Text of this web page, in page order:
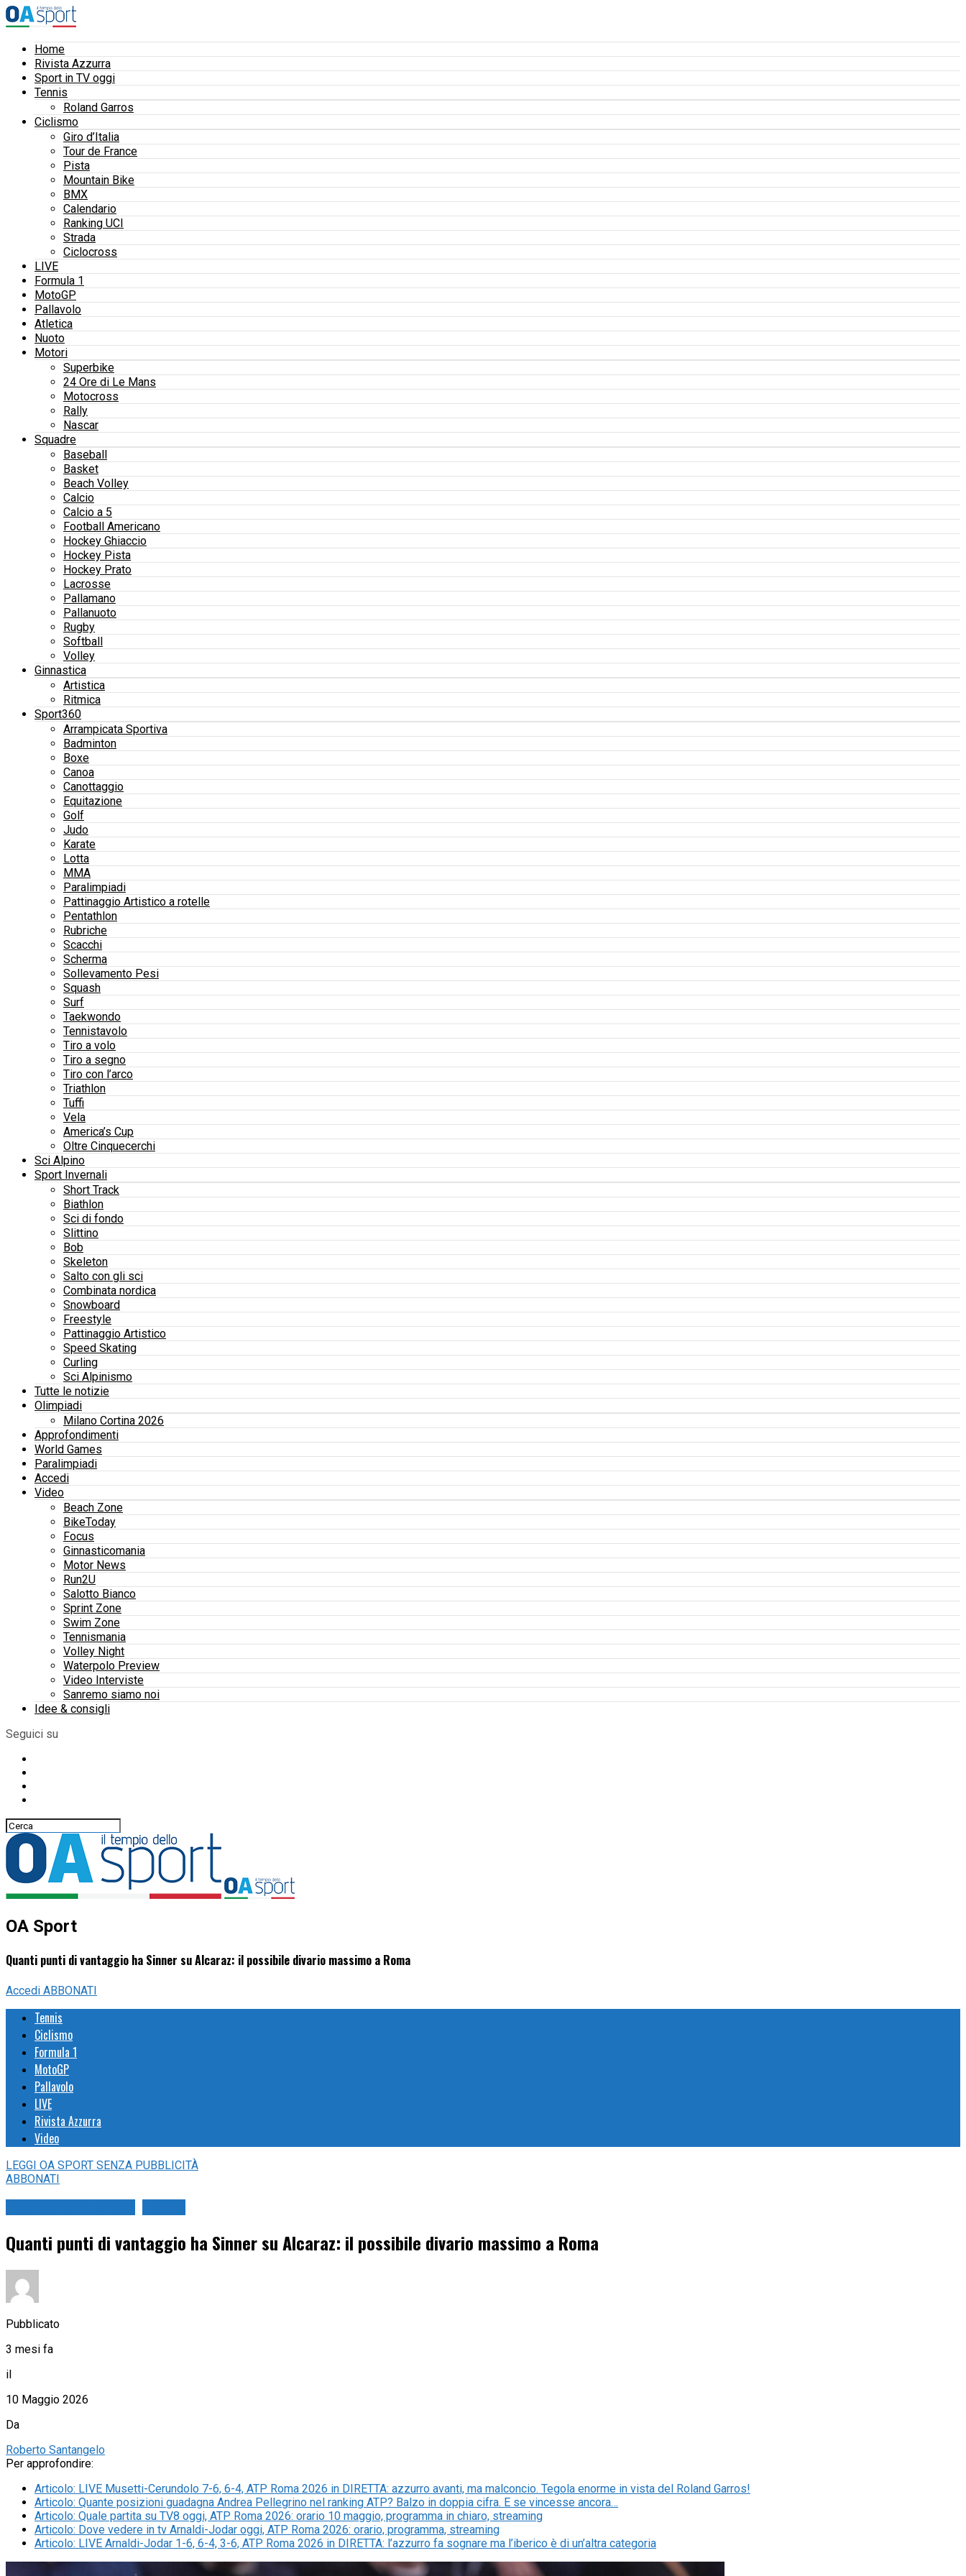
Home
Rivista Azzurra
Sport in TV oggi
Tennis
Roland Garros
Ciclismo
Giro d’Italia
Tour de France
Pista
Mountain Bike
BMX
Calendario
Ranking UCI
Strada
Ciclocross
LIVE
Formula 1
MotoGP
Pallavolo
Atletica
Nuoto
Motori
Superbike
24 Ore di Le Mans
Motocross
Rally
Nascar
Squadre
Baseball
Basket
Beach Volley
Calcio
Calcio a 5
Football Americano
Hockey Ghiaccio
Hockey Pista
Hockey Prato
Lacrosse
Pallamano
Pallanuoto
Rugby
Softball
Volley
Ginnastica
Artistica
Ritmica
Sport360
Arrampicata Sportiva
Badminton
Boxe
Canoa
Canottaggio
Equitazione
Golf
Judo
Karate
Lotta
MMA
Paralimpiadi
Pattinaggio Artistico a rotelle
Pentathlon
Rubriche
Scacchi
Scherma
Sollevamento Pesi
Squash
Surf
Taekwondo
Tennistavolo
Tiro a volo
Tiro a segno
Tiro con l’arco
Triathlon
Tuffi
Vela
America’s Cup
Oltre Cinquecerchi
Sci Alpino
Sport Invernali
Short Track
Biathlon
Sci di fondo
Slittino
Bob
Skeleton
Salto con gli sci
Combinata nordica
Snowboard
Freestyle
Pattinaggio Artistico
Speed Skating
Curling
Sci Alpinismo
Tutte le notizie
Olimpiadi
Milano Cortina 2026
Approfondimenti
World Games
Paralimpiadi
Accedi
Video
Beach Zone
BikeToday
Focus
Ginnasticomania
Motor News
Run2U
Salotto Bianco
Sprint Zone
Swim Zone
Tennismania
Volley Night
Waterpolo Preview
Video Interviste
Sanremo siamo noi
Idee & consigli
Seguici su
OA Sport
Quanti punti di vantaggio ha Sinner su Alcaraz: il possibile divario massimo a Roma
Accedi ABBONATI
Tennis
Ciclismo
Formula 1
MotoGP
Pallavolo
LIVE
Rivista Azzurra
Video
LEGGI OA SPORT SENZA PUBBLICITÀ
ABBONATI
Quanti punti di vantaggio ha Sinner su Alcaraz: il possibile divario massimo a Roma
Pubblicato
3 mesi fa
il
10 Maggio 2026
Da
Roberto Santangelo
Per approfondire:
Articolo: LIVE Musetti-Cerundolo 7-6, 6-4, ATP Roma 2026 in DIRETTA: azzurro avanti, ma malconcio. Tegola enorme in vista del Roland Garros!
Articolo: Quante posizioni guadagna Andrea Pellegrino nel ranking ATP? Balzo in doppia cifra. E se vincesse ancora…
Articolo: Quale partita su TV8 oggi, ATP Roma 2026: orario 10 maggio, programma in chiaro, streaming
Articolo: Dove vedere in tv Arnaldi-Jodar oggi, ATP Roma 2026: orario, programma, streaming
Articolo: LIVE Arnaldi-Jodar 1-6, 6-4, 3-6, ATP Roma 2026 in DIRETTA: l’azzurro fa sognare ma l’iberico è di un’altra categoria